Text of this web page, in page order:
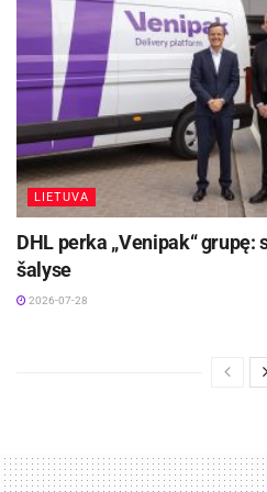
LIETUVA
DHL perka „Venipak“
šalyse
2026-07-28